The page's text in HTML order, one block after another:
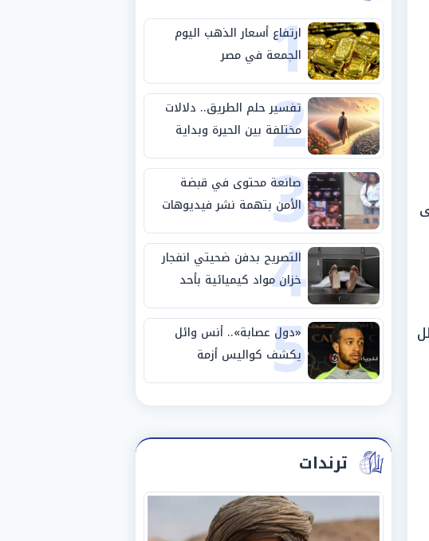
1
ارتفاع أسعار الذهب اليوم
الجمعة في مصر
2
تفسير حلم الطريق.. دلالات
مختلفة بين الحيرة وبداية
مرحلة جديدة
3
صانعة محتوى في قبضة
الأمن بتهمة نشر فيديوهات
خادشة للحياء
4
التصريح بدفن ضحيتي انفجار
خزان مواد كيميائية بأحد
مصانع الفيوم
5
«دول عصابة».. أنس وائل
يكشف كواليس أزمة
استبعاده المفاجئ من
ترندات